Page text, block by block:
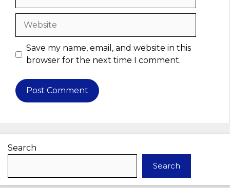
Website
Save my name, email, and website in this
browser for the next time I comment.
Search
Search